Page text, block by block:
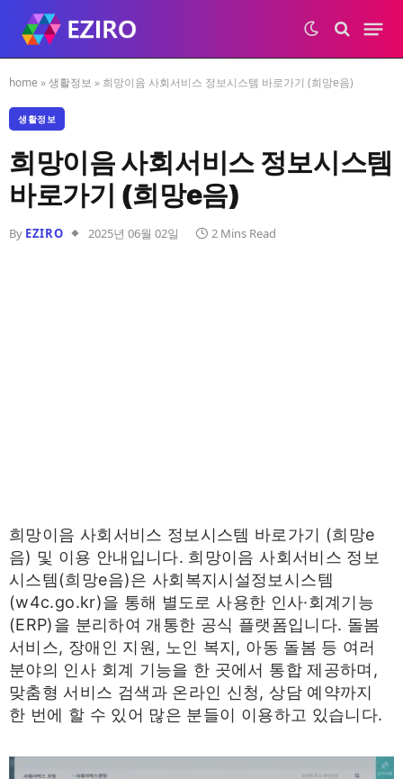
home »생활정보 » 희망이음 사회서비스 정보시스템 바로가기 (희망e음)
생활정보
희망이음 사회서비스 정보시스템
바로가기 (희망e음)
By EZIRO 2025년 06월 02일 2 Mins Read
희망이음 사회서비스 정보시스템 바로가기 (희망e
음) 및 이용 안내입니다. 희망이음 사회서비스 정보
시스템(희망e음)은 사회복지시설정보시스템
(w4c.go.kr)을 통해 별도로 사용한 인사·회계기능
(ERP)을 분리하여 개통한 공식 플랫폼입니다. 돌봄
서비스, 장애인 지원, 노인 복지, 아동 돌봄 등 여러
분야의 인사 회계 기능을 한 곳에서 통합 제공하며,
맞춤형 서비스 검색과 온라인 신청, 상담 예약까지
한 번에 할 수 있어 많은 분들이 이용하고 있습니다.